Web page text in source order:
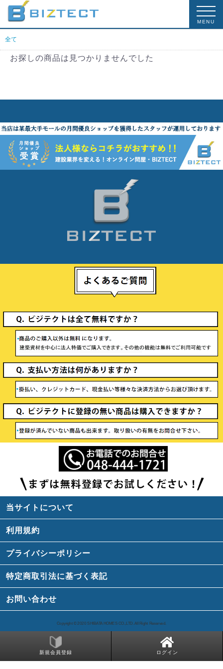
MENU
全て
お探しの商品は見つかりませんでした
当サイトについて
利用規約
プライバシーポリシー
特定商取引法に基づく表記
お問い合わせ
Copyright ©️ 2020 SHIBATA HOMES CO.,LTD. All Right Reserved.
新規会員登録 ログイン